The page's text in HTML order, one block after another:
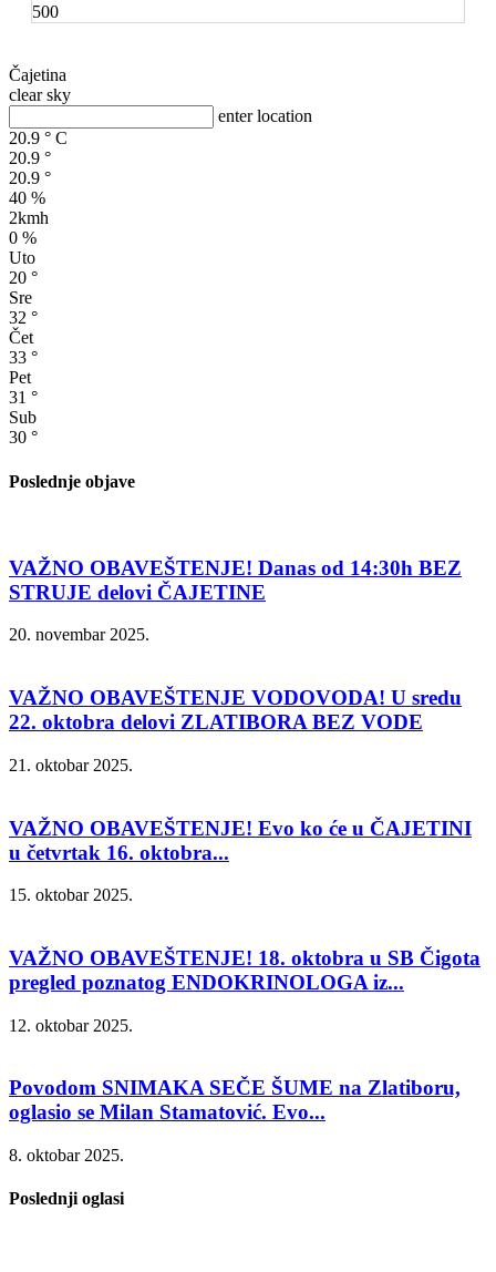
500
Čajetina
clear sky
enter location
20.9 ° C
20.9 °
20.9 °
40 %
2kmh
0 %
Uto
20 °
Sre
32 °
Čet
33 °
Pet
31 °
Sub
30 °
Poslednje objave
VAŽNO OBAVEŠTENJE! Danas od 14:30h BEZ
STRUJE delovi ČAJETINE
20. novembar 2025.
VAŽNO OBAVEŠTENJE VODOVODA! U sredu
22. oktobra delovi ZLATIBORA BEZ VODE
21. oktobar 2025.
VAŽNO OBAVEŠTENJE! Evo ko će u ČAJETINI
u četvrtak 16. oktobra...
15. oktobar 2025.
VAŽNO OBAVEŠTENJE! 18. oktobra u SB Čigota
pregled poznatog ENDOKRINOLOGA iz...
12. oktobar 2025.
Povodom SNIMAKA SEČE ŠUME na Zlatiboru,
oglasio se Milan Stamatović. Evo...
8. oktobar 2025.
Poslednji oglasi